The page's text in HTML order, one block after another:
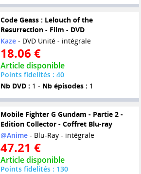
Code Geass : Lelouch of the
Resurrection - Film - DVD
Kaze- DVD Unité - intégrale
18.06 €
Article disponible
Points fidelités : 40
Nb DVD : 1 - Nb épisodes : 1
Mobile Fighter G Gundam - Partie 2 -
Edition Collector - Coffret Blu-ray
@Anime- Blu-Ray - intégrale
47.21 €
Article disponible
Points fidelités : 130